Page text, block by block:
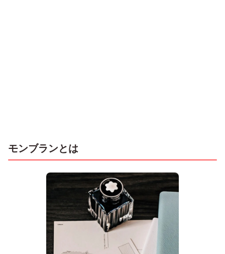
モンブランとは